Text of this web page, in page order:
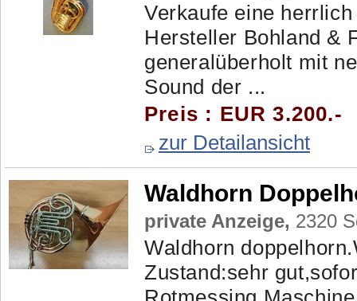
Verkaufe eine
Hersteller Bohland &
generalüberholt mit
Sound der ...
Preis : EUR 3.200.-
zur Detailansicht
Waldhorn
private Anzeige, 2320
Waldhorn
Zustand:sehr